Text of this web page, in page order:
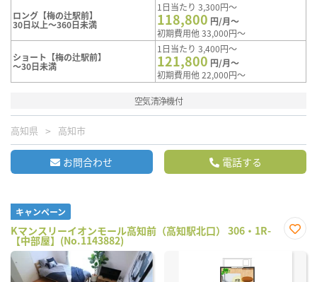
ロング【梅の辻駅前】
30日以上～360日未満
1日当たり 3,300円～
118,800 円/月～
初期費用他 33,000円～
ショート【梅の辻駅前】
～30日未満
1日当たり 3,400円～
121,800 円/月～
初期費用他 22,000円～
空気清浄機付
高知県 高知市
お問合わせ 電話する
キャンペーン
Kマンスリーイオンモール高知前（高知駅北口） 306・1R-
【中部屋】(No.1143882)
に入